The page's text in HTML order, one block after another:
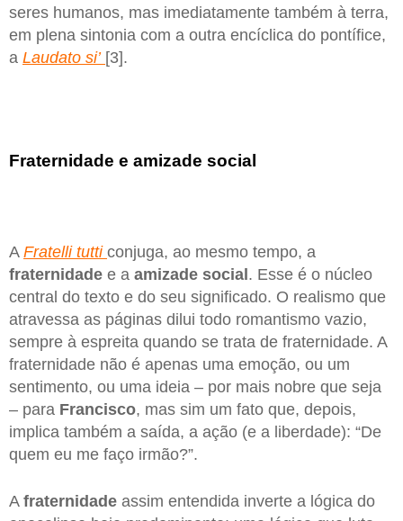
seres humanos, mas imediatamente também à terra,
em plena sintonia com a outra encíclica do pontífice,
a Laudato si’ [3].
Fraternidade e amizade social
A Fratelli tutti conjuga, ao mesmo tempo, a
fraternidade e a amizade social . Esse é o núcleo
central do texto e do seu significado. O realismo que
atravessa as páginas dilui todo romantismo vazio,
sempre à espreita quando se trata de fraternidade. A
fraternidade não é apenas uma emoção, ou um
sentimento, ou uma ideia – por mais nobre que seja
– para Francisco, mas sim um fato que, depois,
implica também a saída, a ação (e a liberdade): “De
quem eu me faço irmão?”.
A fraternidade assim entendida inverte a lógica do